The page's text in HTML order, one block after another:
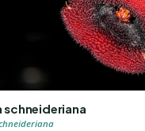
schneideriana